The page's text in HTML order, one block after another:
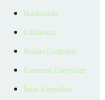
Hakkımızda
Ödüllerimiz
Reklam Çözümleri
Kurumsal Materyaller
İnsan Kaynakları